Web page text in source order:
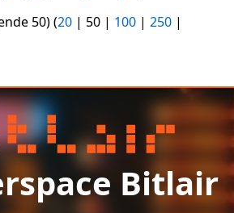
50) (20 | 50 | 100 | 250 |
Bitlair